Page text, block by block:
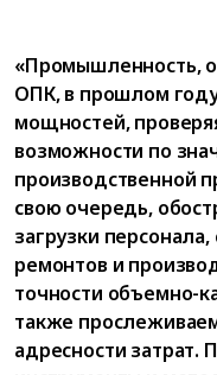
«Промышленность,
ОПК, в прошлом году
мощностей,
возможности по
производственной
свою очередь,
загрузки
ремонтов и
точности объемно-
также
адресности затрат.